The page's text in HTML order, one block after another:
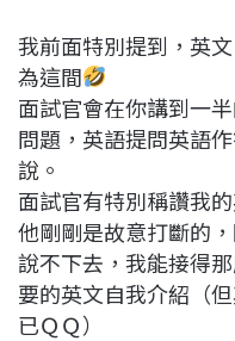
我前面特別提到，英
為這間
面試官會在你講到一
問題，英語提問英語
說。
面試官有特別稱讚我
他剛剛是故意打斷的
說不下去，我能接得
要的英文自我介紹（
已ＱＱ）